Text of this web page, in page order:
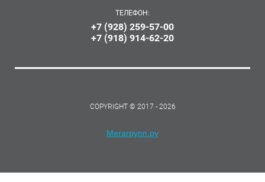
ТЕЛЕФОН:
+7 (928) 259-57-00
+7 (918) 914-62-20
COPYRIGHT © 2017 - 2026
Мегагрупп.ру